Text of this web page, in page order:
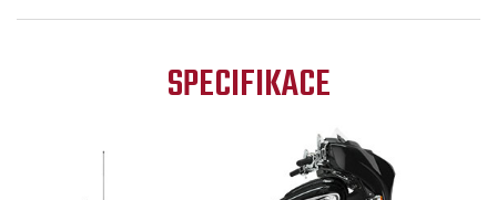
SPECIFIKACE